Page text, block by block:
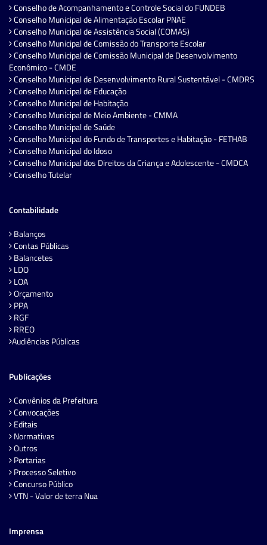
Conselho de Acompanhamento e Controle Social do FUNDEB
Conselho Municipal de Alimentação Escolar PNAE
Conselho Municipal de Assistência Social (COMAS)
Conselho Municipal de Comissão do Transporte Escolar
Conselho Municipal de Comissão Municipal de Desenvolvimento
Econômico - CMDE
Conselho Municipal de Desenvolvimento Rural Sustentável - CMDRS
Conselho Municipal de Educação
Conselho Municipal de Habitação
Conselho Municipal de Meio Ambiente - CMMA
Conselho Municipal de Saúde
Conselho Municipal do Fundo de Transportes e Habitação - FETHAB
Conselho Municipal do Idoso
Conselho Municipal dos Direitos da Criança e Adolescente - CMDCA
Conselho Tutelar
Contabilidade
Balanços
Contas Públicas
Balancetes
LDO
LOA
Orçamento
PPA
RGF
RREO
Audiências Públicas
Publicações
Convênios da Prefeitura
Convocações
Editais
Normativas
Outros
Portarias
Processo Seletivo
Concurso Público
VTN - Valor de terra Nua
Imprensa